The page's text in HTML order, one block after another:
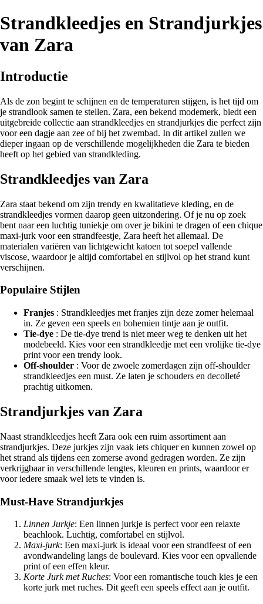
Strandkleedjes en Strandjurkjes
van Zara
Introductie
Als de zon begint te schijnen en de temperaturen stijgen, is het tijd om
je strandlook samen te stellen. Zara, een bekend modemerk, biedt een
uitgebreide collectie aan strandkleedjes en strandjurkjes die perfect zijn
voor een dagje aan zee of bij het zwembad. In dit artikel zullen we
dieper ingaan op de verschillende mogelijkheden die Zara te bieden
heeft op het gebied van strandkleding.
Strandkleedjes van Zara
Zara staat bekend om zijn trendy en kwalitatieve kleding, en de
strandkleedjes vormen daarop geen uitzondering. Of je nu op zoek
bent naar een luchtig tuniekje om over je bikini te dragen of een chique
maxi-jurk voor een strandfeestje, Zara heeft het allemaal. De
materialen variëren van lichtgewicht katoen tot soepel vallende
viscose, waardoor je altijd comfortabel en stijlvol op het strand kunt
verschijnen.
Populaire Stijlen
Franjes : Strandkleedjes met franjes zijn deze zomer helemaal
in. Ze geven een speels en bohemien tintje aan je outfit.
Tie-dye : De tie-dye trend is niet meer weg te denken uit het
modebeeld. Kies voor een strandkleedje met een vrolijke tie-dye
print voor een trendy look.
Off-shoulder : Voor de zwoele zomerdagen zijn off-shoulder
strandkleedjes een must. Ze laten je schouders en decolleté
prachtig uitkomen.
Strandjurkjes van Zara
Naast strandkleedjes heeft Zara ook een ruim assortiment aan
strandjurkjes. Deze jurkjes zijn vaak iets chiquer en kunnen zowel op
het strand als tijdens een zomerse avond gedragen worden. Ze zijn
verkrijgbaar in verschillende lengtes, kleuren en prints, waardoor er
voor iedere smaak wel iets te vinden is.
Must-Have Strandjurkjes
Linnen Jurkje: Een linnen jurkje is perfect voor een relaxte
beachlook. Luchtig, comfortabel en stijlvol.
Maxi-jurk: Een maxi-jurk is ideaal voor een strandfeest of een
avondwandeling langs de boulevard. Kies voor een opvallende
print of een effen kleur.
Korte Jurk met Ruches: Voor een romantische touch kies je een
korte jurk met ruches. Dit geeft een speels effect aan je outfit.